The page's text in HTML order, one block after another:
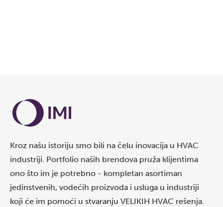
Kroz našu istoriju smo bili na čelu inovacija u HVAC
industriji. Portfolio naših brendova pruža klijentima
ono što im je potrebno - kompletan asortiman
jedinstvenih, vodećih proizvoda i usluga u industriji
koji će im pomoći u stvaranju VELIKIH HVAC rešenja.